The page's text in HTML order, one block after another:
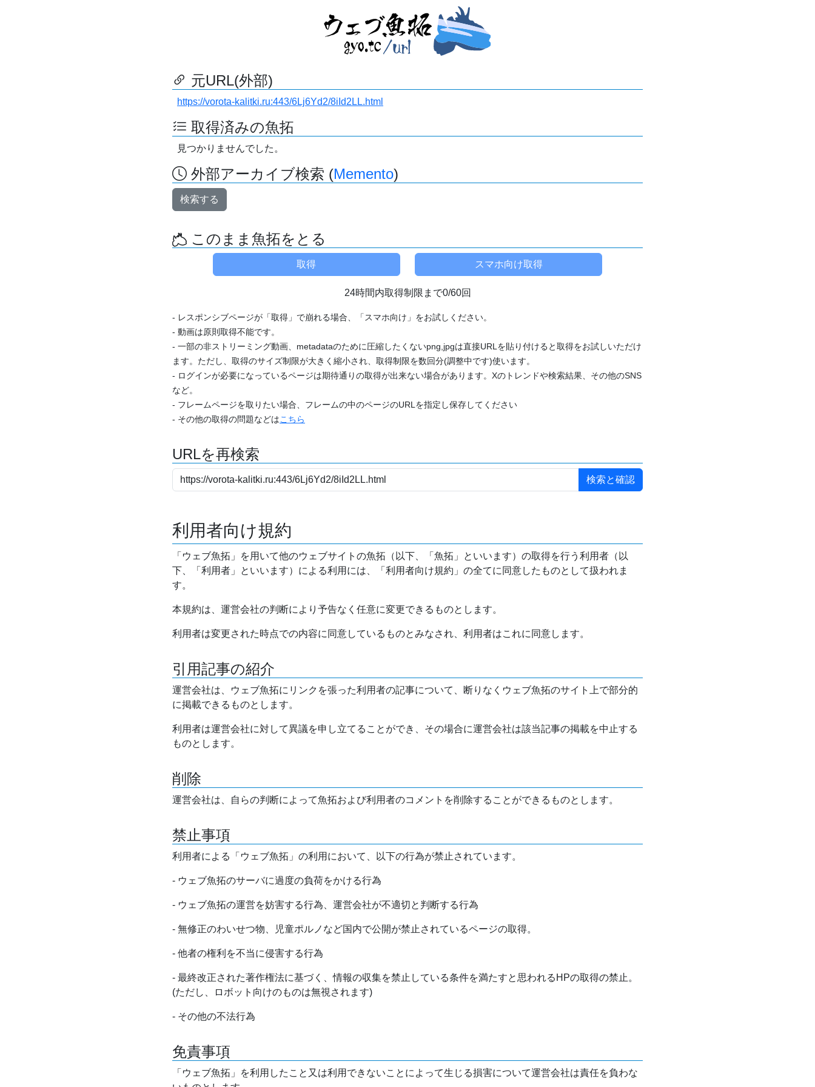
元URL(外部)
https://vorota-kalitki.ru:443/6Lj6Yd2/8iId2LL.html
取得済みの魚拓
見つかりませんでした。
外部アーカイブ検索 (Memento)
検索する
このまま魚拓をとる
24時間内取得制限まで0/60回
- レスポンシブページが「取得」で崩れる場合、「スマホ向け」をお試しください。
- 動画は原則取得不能です。
- 一部の非ストリーミング動画、metadataのために圧縮したくないpng,jpgは直接URLを貼り付けると取得をお試しいただけ
ます。ただし、取得のサイズ制限が大きく縮小され、取得制限を数回分(調整中です)使います。
- ログインが必要になっているページは期待通りの取得が出来ない場合があります。Xのトレンドや検索結果、その他のSNS
など。
- フレームページを取りたい場合、フレームの中のページのURLを指定し保存してください
- その他の取得の問題などはこちら
URLを再検索
利用者向け規約
「ウェブ魚拓」を用いて他のウェブサイトの魚拓（以下、「魚拓」といいます）の取得を行う利用者（以
下、「利用者」といいます）による利用には、「利用者向け規約」の全てに同意したものとして扱われま
す。
本規約は、運営会社の判断により予告なく任意に変更できるものとします。
利用者は変更された時点での内容に同意しているものとみなされ、利用者はこれに同意します。
引用記事の紹介
運営会社は、ウェブ魚拓にリンクを張った利用者の記事について、断りなくウェブ魚拓のサイト上で部分的
に掲載できるものとします。
利用者は運営会社に対して異議を申し立てることができ、その場合に運営会社は該当記事の掲載を中止する
ものとします。
削除
運営会社は、自らの判断によって魚拓および利用者のコメントを削除することができるものとします。
禁止事項
利用者による「ウェブ魚拓」の利用において、以下の行為が禁止されています。
- ウェブ魚拓のサーバに過度の負荷をかける行為
- ウェブ魚拓の運営を妨害する行為、運営会社が不適切と判断する行為
- 無修正のわいせつ物、児童ポルノなど国内で公開が禁止されているページの取得。
- 他者の権利を不当に侵害する行為
- 最終改正された著作権法に基づく、情報の収集を禁止している条件を満たすと思われるHPの取得の禁止。
(ただし、ロボット向けのものは無視されます)
- その他の不法行為
免責事項
「ウェブ魚拓」を利用したこと又は利用できないことによって生じる損害について運営会社は責任を負わな